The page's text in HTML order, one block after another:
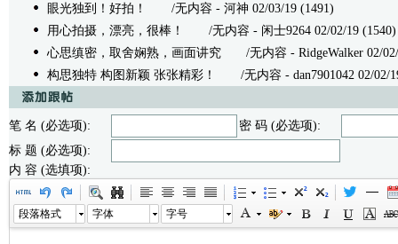
眼光独到！好拍！
/无内容 - 河神 02/03/19 (1491)
用心拍摄，漂亮，很棒！
/无内容 - 闲士9264 02/02/19 (1540)
心思缜密，取舍娴熟，画面讲究 /无内容 - RidgeWalker 02/02/
构思独特 构图新颖 张张精彩！
/无内容 - dan7901042 02/02/
笔 名 (必选项):
密 码 (必选项):
标 题 (必选项):
内 容 (选填项):
段落格式 字体 字号